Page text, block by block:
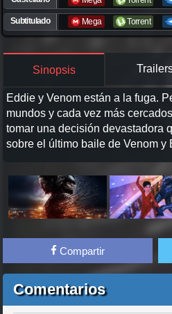
Subtitulado Mega Torrent
Sinopsis
Eddie y Venom están a la fuga.
mundos y cada vez más
tomar una decisión devastadora
sobre el último baile de Venom y
Compartir
Comentarios